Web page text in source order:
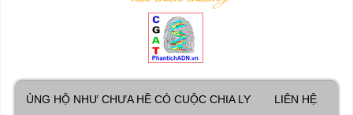
ỦNG HỘ NHƯ CHƯA HỀ CÓ CUỘC CHIA LY LIÊN HỆ